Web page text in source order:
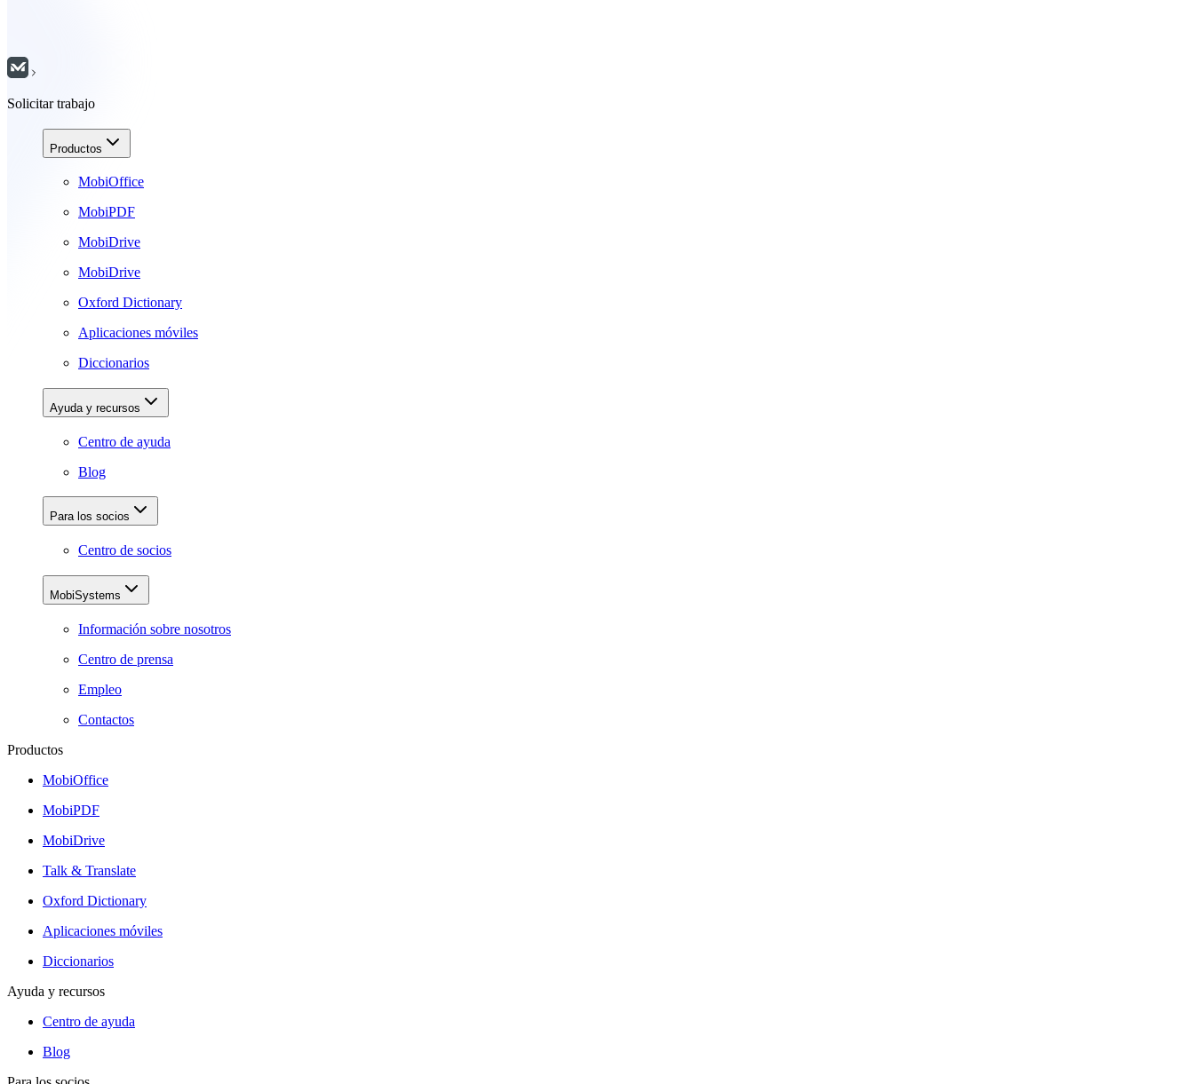
Solicitar trabajo
Productos
MobiOffice
MobiPDF
MobiDrive
MobiDrive
Oxford Dictionary
Aplicaciones móviles
Diccionarios
Ayuda y recursos
Centro de ayuda
Blog
Para los socios
Centro de socios
MobiSystems
Información sobre nosotros
Centro de prensa
Empleo
Contactos
Productos
MobiOffice
MobiPDF
MobiDrive
Talk & Translate
Oxford Dictionary
Aplicaciones móviles
Diccionarios
Ayuda y recursos
Centro de ayuda
Blog